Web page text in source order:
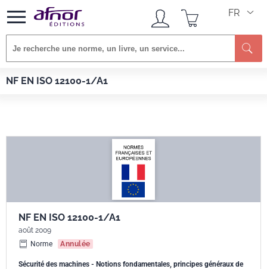
FR
NF EN ISO 12100-1/A1
Afnor EDITIONS Normes NF EN ISO 12100-1/A1
NF EN ISO 12100-1/A1
août 2009
Norme
Annulée
Sécurité des machines - Notions fondamentales, principes généraux de